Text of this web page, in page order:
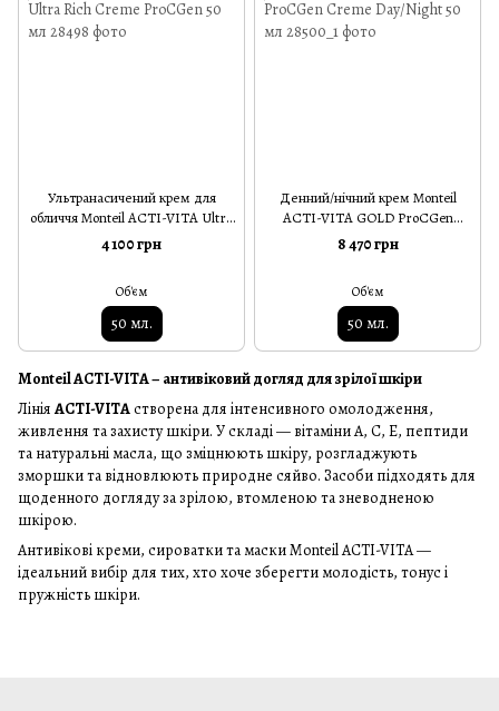
Ультранасичений крем для
обличчя Monteil ACTI-VITA Ultra
Rich Creme ProCGen 50 мл
4 100 грн
Об'єм
50 мл.
Денний/нічний крем Monteil
ACTI-VITA GOLD ProCGen
Creme Day/Night 50 мл
8 470 грн
Об'єм
50 мл.
Monteil ACTI-VITA – антивіковий догляд для зрілої шкіри
Лінія ACTI-VITAстворена для інтенсивного омолодження,
живлення та захисту шкіри. У складі — вітаміни A, C, E, пептиди
та натуральні масла, що зміцнюють шкіру, розгладжують
зморшки та відновлюють природне сяйво. Засоби підходять для
щоденного догляду за зрілою, втомленою та зневодненою
шкірою.
Антивікові креми, сироватки та маски Monteil ACTI-VITA —
ідеальний вибір для тих, хто хоче зберегти молодість, тонус і
пружність шкіри.